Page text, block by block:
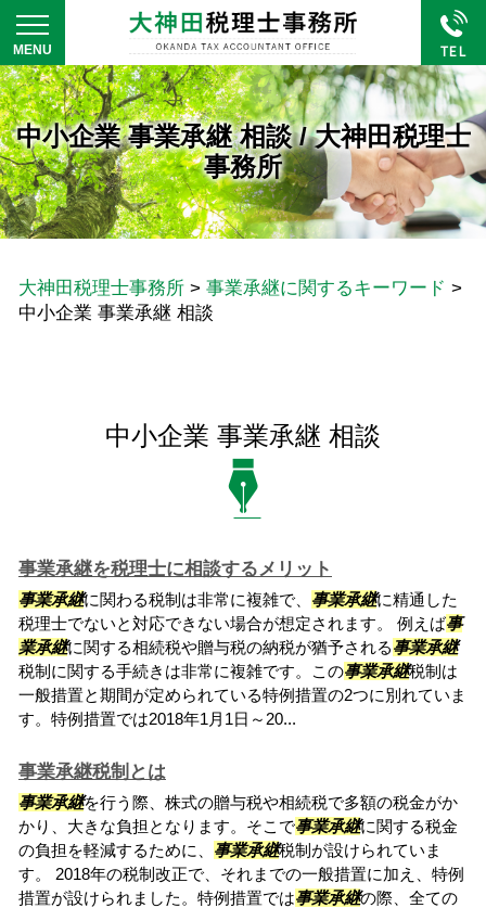
中小企業 事業承継 相談 / 大神田税理士
事務所
大神田税理士事務所 > 事業承継に関するキーワード >
中小企業 事業承継 相談
中小企業 事業承継 相談
事業承継を税理士に相談するメリット
事業承継に関わる税制は非常に複雑で、 事業承継に精通した
税理士でないと対応できない場合が想定されます。 例えば事
業承継に関する相続税や贈与税の納税が猶予される事業承継
税制に関する手続きは非常に複雑です。この事業承継税制は
一般措置と期間が定められている特例措置の2つに別れていま
す。特例措置では2018年1月1日～20...
事業承継税制とは
事業承継を行う際、株式の贈与税や相続税で多額の税金がか
かり、大きな負担となります。そこで事業承継に関する税金
の負担を軽減するために、 事業承継税制が設けられていま
す。 2018年の税制改正で、それまでの一般措置に加え、特例
措置が設けられました。特例措置では事業承継の際、全ての